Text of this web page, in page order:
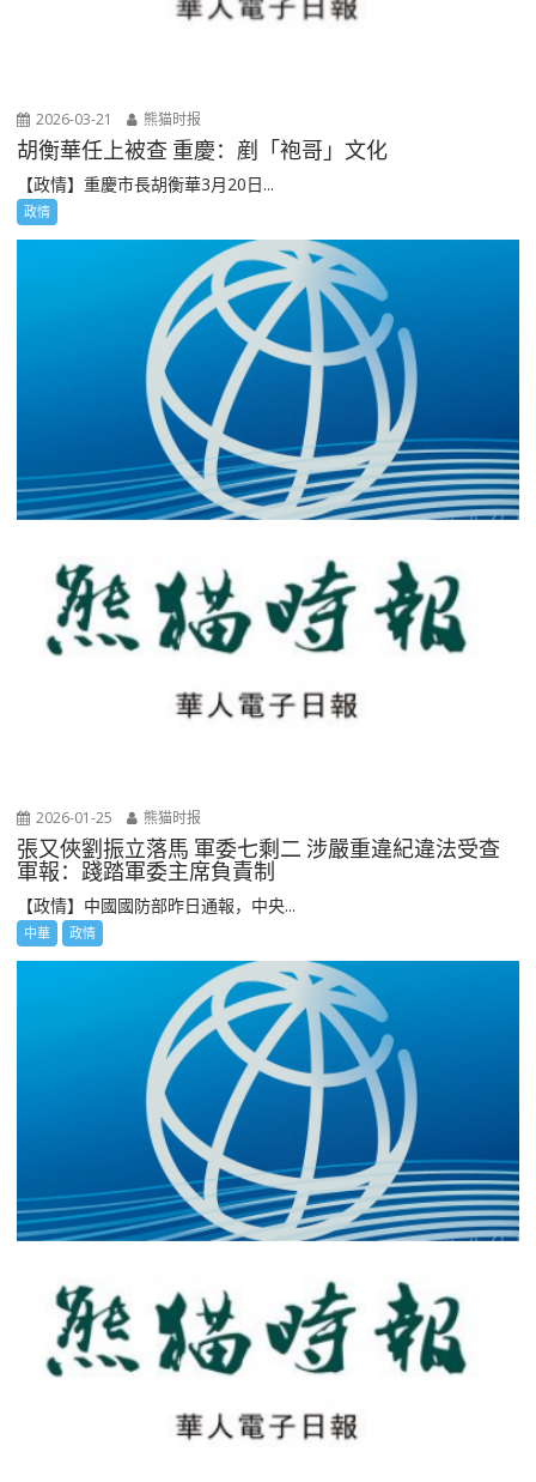
2026-03-21 熊猫时报
胡衡華任上被查 重慶：剷「袍哥」文化
【政情】重慶市長胡衡華3月20日...
政情
2026-01-25 熊猫时报
張又俠劉振立落馬 軍委七剩二 涉嚴重違紀違法受查
軍報：踐踏軍委主席負責制
【政情】中國國防部昨日通報，中央...
中華 政情